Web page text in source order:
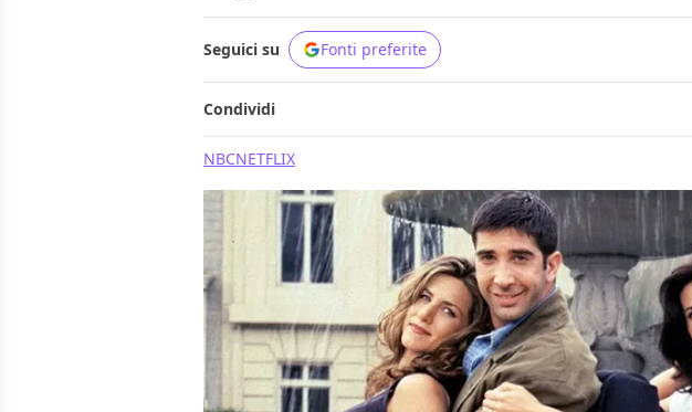
Seguici su Fonti preferite
Condividi
NBCNETFLIX